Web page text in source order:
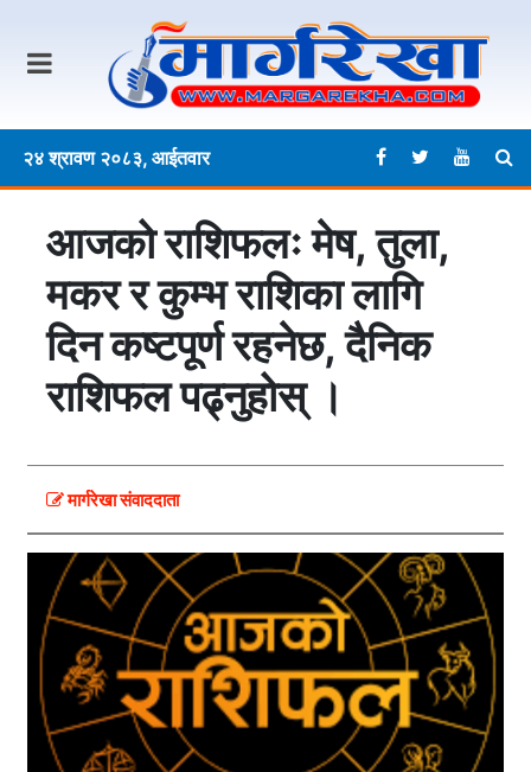
२४ श्रावण २०८३, आईतवार
आजको राशिफलः मेष, तुला,
मकर र कुम्भ राशिका लागि
दिन कष्टपूर्ण रहनेछ, दैनिक
राशिफल पढ्नुहोस् ।
मार्गरेखा संवाददाता